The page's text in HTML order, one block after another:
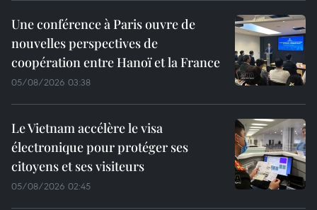
Une conférence à Paris ouvre de
nouvelles perspectives de
coopération entre Hanoï et la France
05/08/2026 03:38
Le Vietnam accélère le visa
électronique pour protéger ses
citoyens et ses visiteurs
05/08/2026 02:45